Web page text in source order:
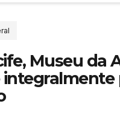
Museu da
integralmente